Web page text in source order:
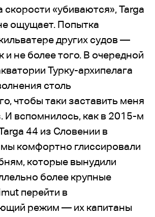
скорости «убиваются», Targa
ощущает. Попытка
других судов —
и не более того. В очередной
Турку-архипелага
столь
чтобы таки заставить меня
И вспомнилось, как в 2015-м
44 из Словении в
комфортно глиссировали
которые вынудили
более крупные
перейти в
режим — их капитаны